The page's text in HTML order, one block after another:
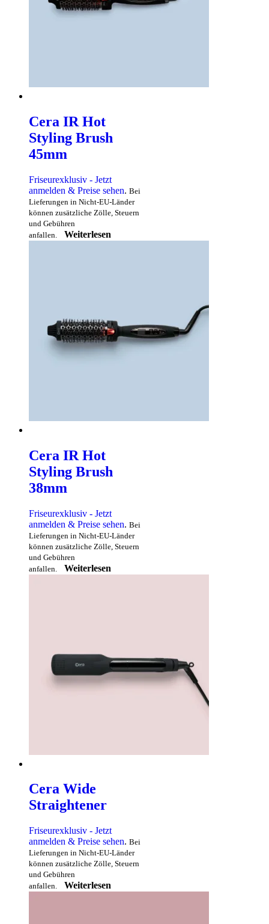
Cera IR Hot
Styling Brush
45mm
Friseurexklusiv - Jetzt
anmelden & Preise sehen. Bei
Lieferungen in Nicht-EU-Länder
können zusätzliche Zölle, Steuern
und Gebühren
anfallen.
Weiterlesen
Cera IR Hot
Styling Brush
38mm
Friseurexklusiv - Jetzt
anmelden & Preise sehen. Bei
Lieferungen in Nicht-EU-Länder
können zusätzliche Zölle, Steuern
und Gebühren
anfallen.
Weiterlesen
Cera Wide
Straightener
Friseurexklusiv - Jetzt
anmelden & Preise sehen. Bei
Lieferungen in Nicht-EU-Länder
können zusätzliche Zölle, Steuern
und Gebühren
anfallen.
Weiterlesen